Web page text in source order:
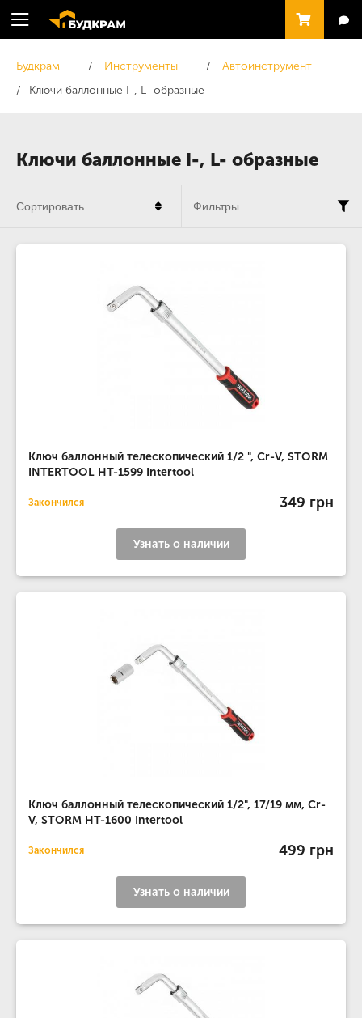
Ключи баллонные I-, L- образные
Будкрам Инструменты
Автоинструмент
Ключи баллонные I-, L- образные
Ключ баллонный телескопический 1/2 ", Cr-V, STORM
INTERTOOL HT-1599 Intertool
Закончился 349 грн
Узнать о наличии
Ключ баллонный телескопический 1/2", 17/19 мм, Cr-
V, STORM HT-1600 Intertool
Закончился 499 грн
Узнать о наличии
Сортировать Фильтры